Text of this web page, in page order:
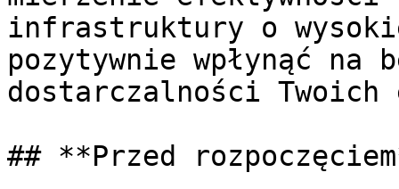
infrastruktury o
pozytywnie wpłynąć na
dostarczalności
## **Przed